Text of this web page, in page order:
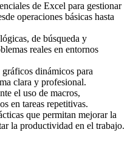
de Excel para gestionar
operaciones básicas hasta
de búsqueda y
reales en entornos
dinámicos para
clara y profesional.
el uso de macros,
en tareas repetitivas.
que permitan mejorar la
la productividad en el trabajo.